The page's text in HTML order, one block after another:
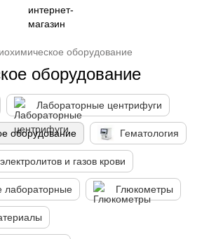
оборудование
оборудование
Лабораторные центрифуги
оборудование Гематология
и газов крови
лабораторные Глюкометры